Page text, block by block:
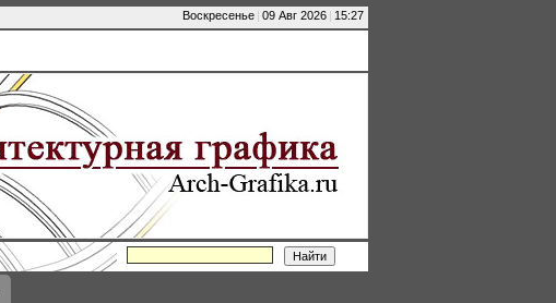
Воскресенье | 09 Авг 2026 | 15:27